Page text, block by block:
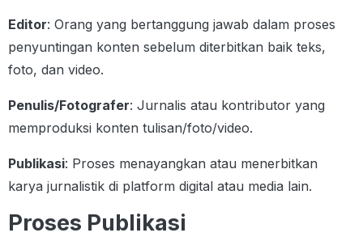
Editor: Orang yang bertanggung jawab dalam proses
penyuntingan konten sebelum diterbitkan baik teks,
foto, dan video.
Penulis/Fotografer: Jurnalis atau kontributor yang
memproduksi konten tulisan/foto/video.
Publikasi: Proses menayangkan atau menerbitkan
karya jurnalistik di platform digital atau media lain.
Proses Publikasi